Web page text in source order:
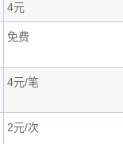
4元
免费
4元/笔
2元/次